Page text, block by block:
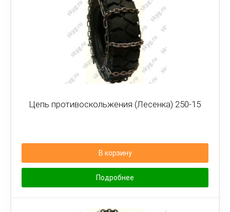
Цепь противоскольжения (Лесенка) 250-15
В корзину
Подробнее